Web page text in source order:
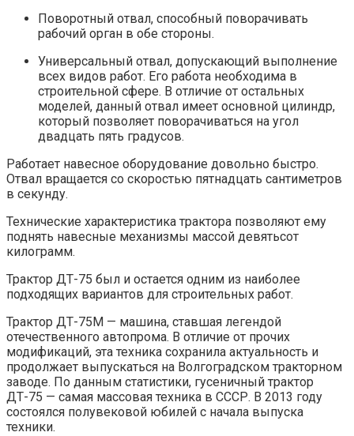
Поворотный отвал, способный поворачивать
рабочий орган в обе стороны.
Универсальный отвал, допускающий выполнение
всех видов работ. Его работа необходима в
строительной сфере. В отличие от остальных
моделей, данный отвал имеет основной цилиндр,
который позволяет поворачиваться на угол
двадцать пять градусов.
Работает навесное оборудование довольно быстро.
Отвал вращается со скоростью пятнадцать сантиметров
в секунду.
Технические характеристика трактора позволяют ему
поднять навесные механизмы массой девятьсот
килограмм.
Трактор ДТ-75 был и остается одним из наиболее
подходящих вариантов для строительных работ.
Трактор ДТ-75М — машина, ставшая легендой
отечественного автопрома. В отличие от прочих
модификаций, эта техника сохранила актуальность и
продолжает выпускаться на Волгоградском тракторном
заводе. По данным статистики, гусеничный трактор
ДТ-75 — самая массовая техника в СССР. В 2013 году
состоялся полувековой юбилей с начала выпуска
техники.